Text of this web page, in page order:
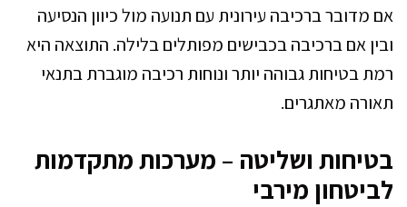
אם מדובר ברכיבה עירונית עם תנועה מול כיוון הנסיעה
ובין אם ברכיבה בכבישים מפותלים בלילה. התוצאה היא
רמת בטיחות גבוהה יותר ונוחות רכיבה מוגברת בתנאי
תאורה מאתגרים.
בטיחות ושליטה – מערכות מתקדמות
לביטחון מירבי